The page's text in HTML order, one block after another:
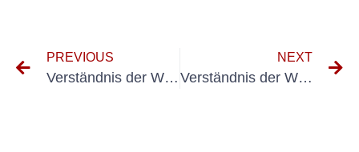
PREVIOUS
Verständnis der Wichtigkeit von Kosten DGUV V3 MÜFUNG für die Sicherheit am Arbeitsplatz
NEXT
Verständnis der Wichtigkeit von prüfplakette Geprüft Nachdguv Vorschrift 3 in der Sicherheit am Arbeitsplatz